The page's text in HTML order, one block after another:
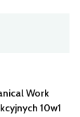
Work
10w1